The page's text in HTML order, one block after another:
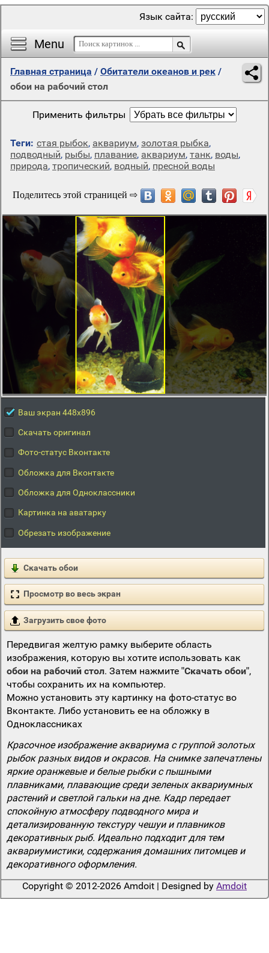
Menu
Язык сайта:
Главная страница / Обитатели океанов и рек /
обои на рабочий стол
Применить фильтры
Теги: стая рыбок, аквариум, золотая рыбка,
подводный, рыбы, плавание, аквариум, танк, воды,
природа, тропический, водный, пресной воды
Ваш экран 448x896
Скачать оригинал
Фото-статус Вконтакте
Обложка для Вконтакте
Обложка для Одноклассники
Картинка на аватарку
Обрезать изображение
Скачать обои
Просмотр во весь экран
Загрузить свое фото
Передвигая желтую рамку выберите область
изображения, которую вы хотите использовать как
обои на рабочий стол. Затем нажмите "Скачать обои",
чтобы сохранить их на компьютер.
Можно установить эту картинку на фото-статус во
Вконтакте. Либо установить ее на обложку в
Одноклассниках
Красочное изображение аквариума с группой золотых
рыбок разных видов и окрасов. На снимке запечатлены
яркие оранжевые и белые рыбки с пышными
плавниками, плавающие среди зеленых аквариумных
растений и светлой гальки на дне. Кадр передает
спокойную атмосферу подводного мира и
детализированную текстуру чешуи и плавников
декоративных рыб. Идеально подходит для тем
аквариумистики, содержания домашних питомцев и
декоративного оформления.
Copyright © 2012-2026 Amdoit | Designed by Amdoit